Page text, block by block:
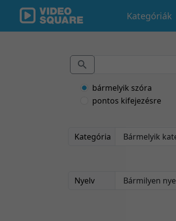
Kategóriák
bármelyik szóra
pontos kifejezésre
Kategória
Nyelv